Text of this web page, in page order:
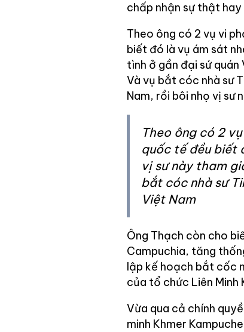
chấp nhận sự thật hay
Theo ông có 2 vụ vi
biết đó là vụ ám sát
tình ở gần đại sứ quán
Và vụ bắt cóc nhà sư
Nam, rồi bôi nhọ vị sư
Theo ông có 2
quốc tế đều biết
vị sư này tham
bắt cóc nhà sư
Việt Nam
Ông Thạch còn cho
Campuchia, tăng
lập kế hoạch bắt cốc
của tổ chức Liên Minh
Vừa qua cả chính
minh Khmer